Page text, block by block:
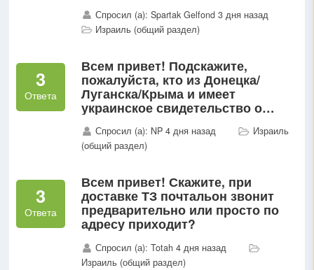
насколько сложно и сколько
времени занимает получение...
Спросил (а): Spartak Gelfond 3 дня назад
Израиль (общий раздел)
3
Ответа
Всем привет! Подскажите,
пожалуйста, кто из Донецка/
Луганска/Крыма и имеет
украинское свидетельство о
ли кто-то, кто репатриировался с
СОР без апостиля?
Спросил (а): NP 4 дня назад
Израиль
(общий раздел)
3
Ответа
Всем привет! Скажите, при
доставке ТЗ почтальон звонит
предварительно или просто по
адресу приходит?
Спросил (а): Totah 4 дня назад
Израиль (общий раздел)